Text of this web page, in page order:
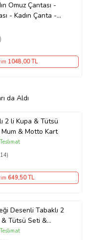
Omuz Çantası -
- Kadın Çanta -
- Hediye
Kadın Çantası
1048,00 TL
da Aldı
2 li Kupa & Tütsü
& Motto Kart
649,50 TL
Desenli Tabaklı 2
& Tütsü Seti &